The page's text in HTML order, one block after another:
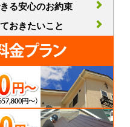
る安心のお約束
おきたいこと